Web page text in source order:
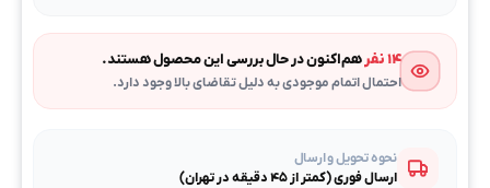
۱۴ نفر هم‌اکنون در حال بررسی این محصول هستند.
احتمال اتمام موجودی به دلیل تقاضای بالا وجود دارد.
نحوه تحویل و ارسال
ارسال فوری (کمتر از ۴۵ دقیقه در تهران)